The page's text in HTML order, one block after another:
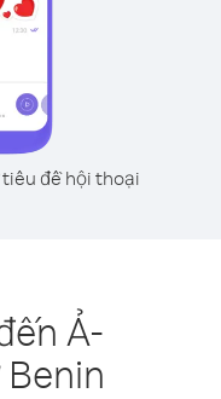
tiêu đề hội thoại
Ả-